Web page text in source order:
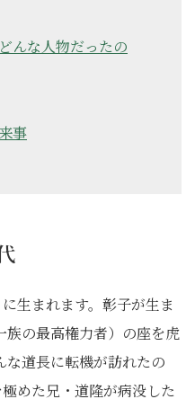
んな人物だったの
事
生まれます。彰子が生ま
の最高権力者）の座を虎
道長に転機が訪れたの
めた兄・道隆が病没した